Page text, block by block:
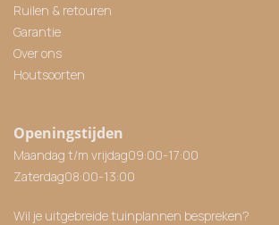
Ruilen & retouren
Garantie
Over ons
Houtsoorten
Openingstijden
Maandag t/m vrijdag09:00-17:00
Zaterdag08:00-13:00
Wil je uitgebreide tuinplannen bespreken?